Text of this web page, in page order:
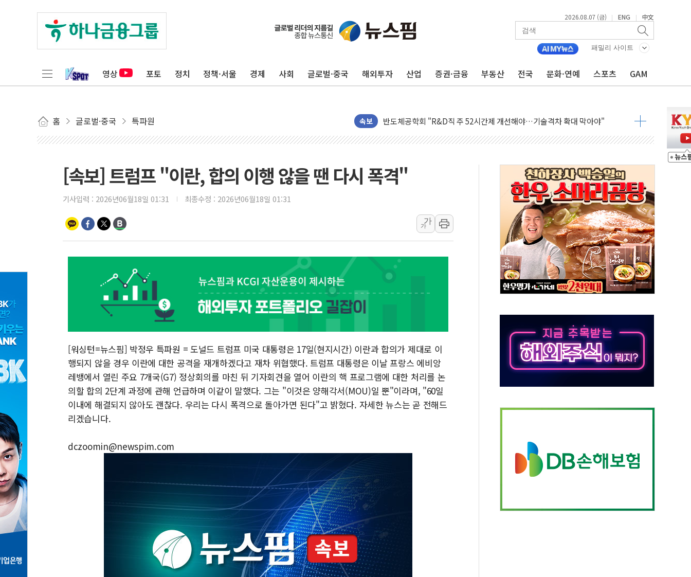
2026.08.07 (금) | ENG | 中文
패밀리 사이트
영상 포토 정치 정책·서울 경제 사회 글로벌·중국 해외투자 산업 증권·금융 부동산 전국 문화·연예 스포츠 GAM
홈 글로벌·중국 특파원 속보
[인사] 공정거래위원회
반도체공학회 "R&D직 주 52시간제 개선해야…기술격차 확대 막아야"
카카오, 2026년 임금협약 타결…연봉 6.3% 인상
[르포] 육군, 2031년까지 3개 보급단 '1등급 스마트 물류센터' 전환
송도 신축 아파트서 외벽 테라스 떨어져…SK에코플랜트 "전수 조사"
깊이가 다른 글로벌 투자 정보 GAM - 맛보기편 (8/7)
"호남 없이 민주 당권 없다"...송영길·정청래·김민석, 호남 경선 앞두고 총력전
SK하이닉스, 주주환원 속도…"3분기 추가 방안 발표"
'무순위' 기회 왔다…신길·노량진·장위 서울 알짜 단지 주목
野 의원 42명, '사관학교 통합' 규탄 결의안 발의…이준석·한동훈 동참
IPARK현대산업개발, 노원구 어르신에 삼계탕 배식 봉사
준공업지역 용적률 400% 적용하니…재건축보다 재개발 사업성 개선↑
대형 저축은행 4%대 예금 사라진다, OK·애큐온·페퍼만 남아
서울 노원 40.2도…8년 만에 서울서 40도 넘어
한전, 한전기술지주 출범…에너지 유니콘기업 본격 육성
SK하이닉스, 용인·청주에 54조 투자…D램·낸드 동시 증설
[속보] 트럼프 "이란, 합의 이행 않을 땐 다시 폭격"
기사입력 : 2026년06월18일 01:31 최종수정 : 2026년06월18일 01:31
가
가
[워싱턴=뉴스핌] 박정우 특파원 = 도널드 트럼프 미국 대통령은 17일(현지시간) 이란과 합의가 제대로 이
행되지 않을 경우 이란에 대한 공격을 재개하겠다고 재차 위협했다. 트럼프 대통령은 이날 프랑스 에비앙
레뱅에서 열린 주요 7개국(G7) 정상회의를 마친 뒤 기자회견을 열어 이란의 핵 프로그램에 대한 처리를 논
의할 합의 2단계 과정에 관해 언급하며 이같이 말했다. 그는 "이것은 양해각서(MOU)일 뿐"이라며, "60일
이내에 해결되지 않아도 괜찮다. 우리는 다시 폭격으로 돌아가면 된다"고 밝혔다. 자세한 뉴스는 곧 전해드
리겠습니다.
dczoomin@newspim.com